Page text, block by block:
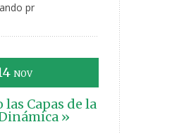
pr
NOV
Capas de la
»